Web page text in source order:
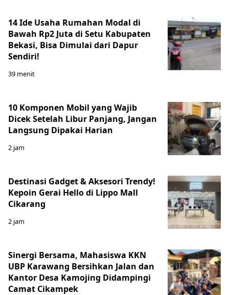
14 Ide Usaha Rumahan Modal di
Bawah Rp2 Juta di Setu Kabupaten
Bekasi, Bisa Dimulai dari Dapur
Sendiri!
39 menit
10 Komponen Mobil yang Wajib
Dicek Setelah Libur Panjang, Jangan
Langsung Dipakai Harian
2 jam
Destinasi Gadget & Aksesori Trendy!
Kepoin Gerai Hello di Lippo Mall
Cikarang
2 jam
Sinergi Bersama, Mahasiswa KKN
UBP Karawang Bersihkan Jalan dan
Kantor Desa Kamojing Didampingi
Camat Cikampek